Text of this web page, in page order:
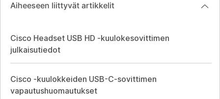
Aiheeseen liittyvät artikkelit
Cisco Headset USB HD -kuulokesovittimen
julkaisutiedot
Cisco -kuulokkeiden USB-C-sovittimen
vapautushuomautukset